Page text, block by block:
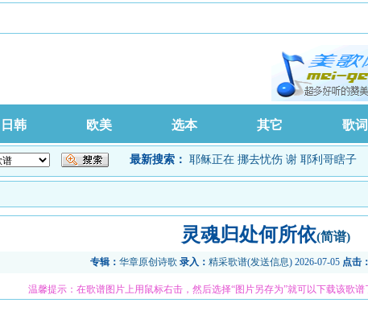
日韩 欧美 选本 其它 歌词
最新搜索： 耶稣正在 挪去忧伤 谢 耶利哥瞎子
灵魂归处何所依(简谱)
专辑： 华章原创诗歌 录入： 精采歌谱(发送信息) 2026-07-05 点击：
温馨提示：在歌谱图片上用鼠标右击，然后选择“图片另存为”就可以下载该歌谱